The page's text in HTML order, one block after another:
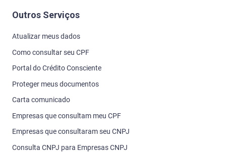
Outros Serviços
Atualizar meus dados
Como consultar seu CPF
Portal do Crédito Consciente
Proteger meus documentos
Carta comunicado
Empresas que consultam meu CPF
Empresas que consultaram seu CNPJ
Consulta CNPJ para Empresas CNPJ